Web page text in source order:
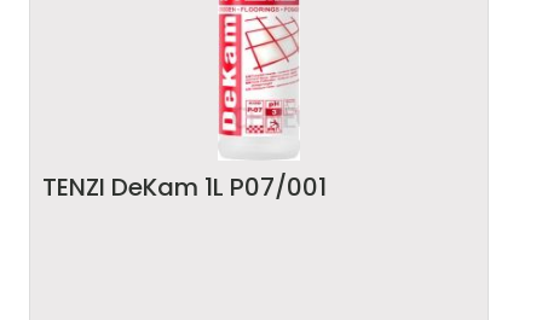
TENZI DeKam 1L P07/001